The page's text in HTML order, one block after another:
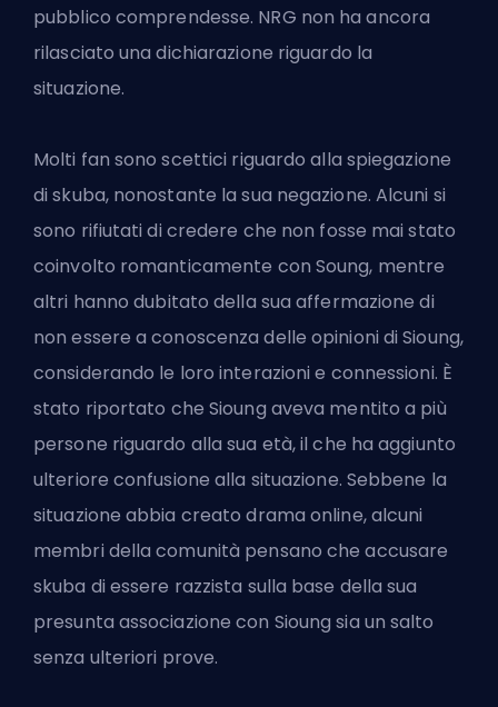
pubblico comprendesse. NRG non ha ancora
rilasciato una dichiarazione riguardo la
situazione.
Molti fan sono scettici riguardo alla spiegazione
di skuba, nonostante la sua negazione. Alcuni si
sono rifiutati di credere che non fosse mai stato
coinvolto romanticamente con Soung, mentre
altri hanno dubitato della sua affermazione di
non essere a conoscenza delle opinioni di Sioung,
considerando le loro interazioni e connessioni. È
stato riportato che Sioung aveva mentito a più
persone riguardo alla sua età, il che ha aggiunto
ulteriore confusione alla situazione. Sebbene la
situazione abbia creato drama online, alcuni
membri della comunità pensano che accusare
skuba di essere razzista sulla base della sua
presunta associazione con Sioung sia un salto
senza ulteriori prove.